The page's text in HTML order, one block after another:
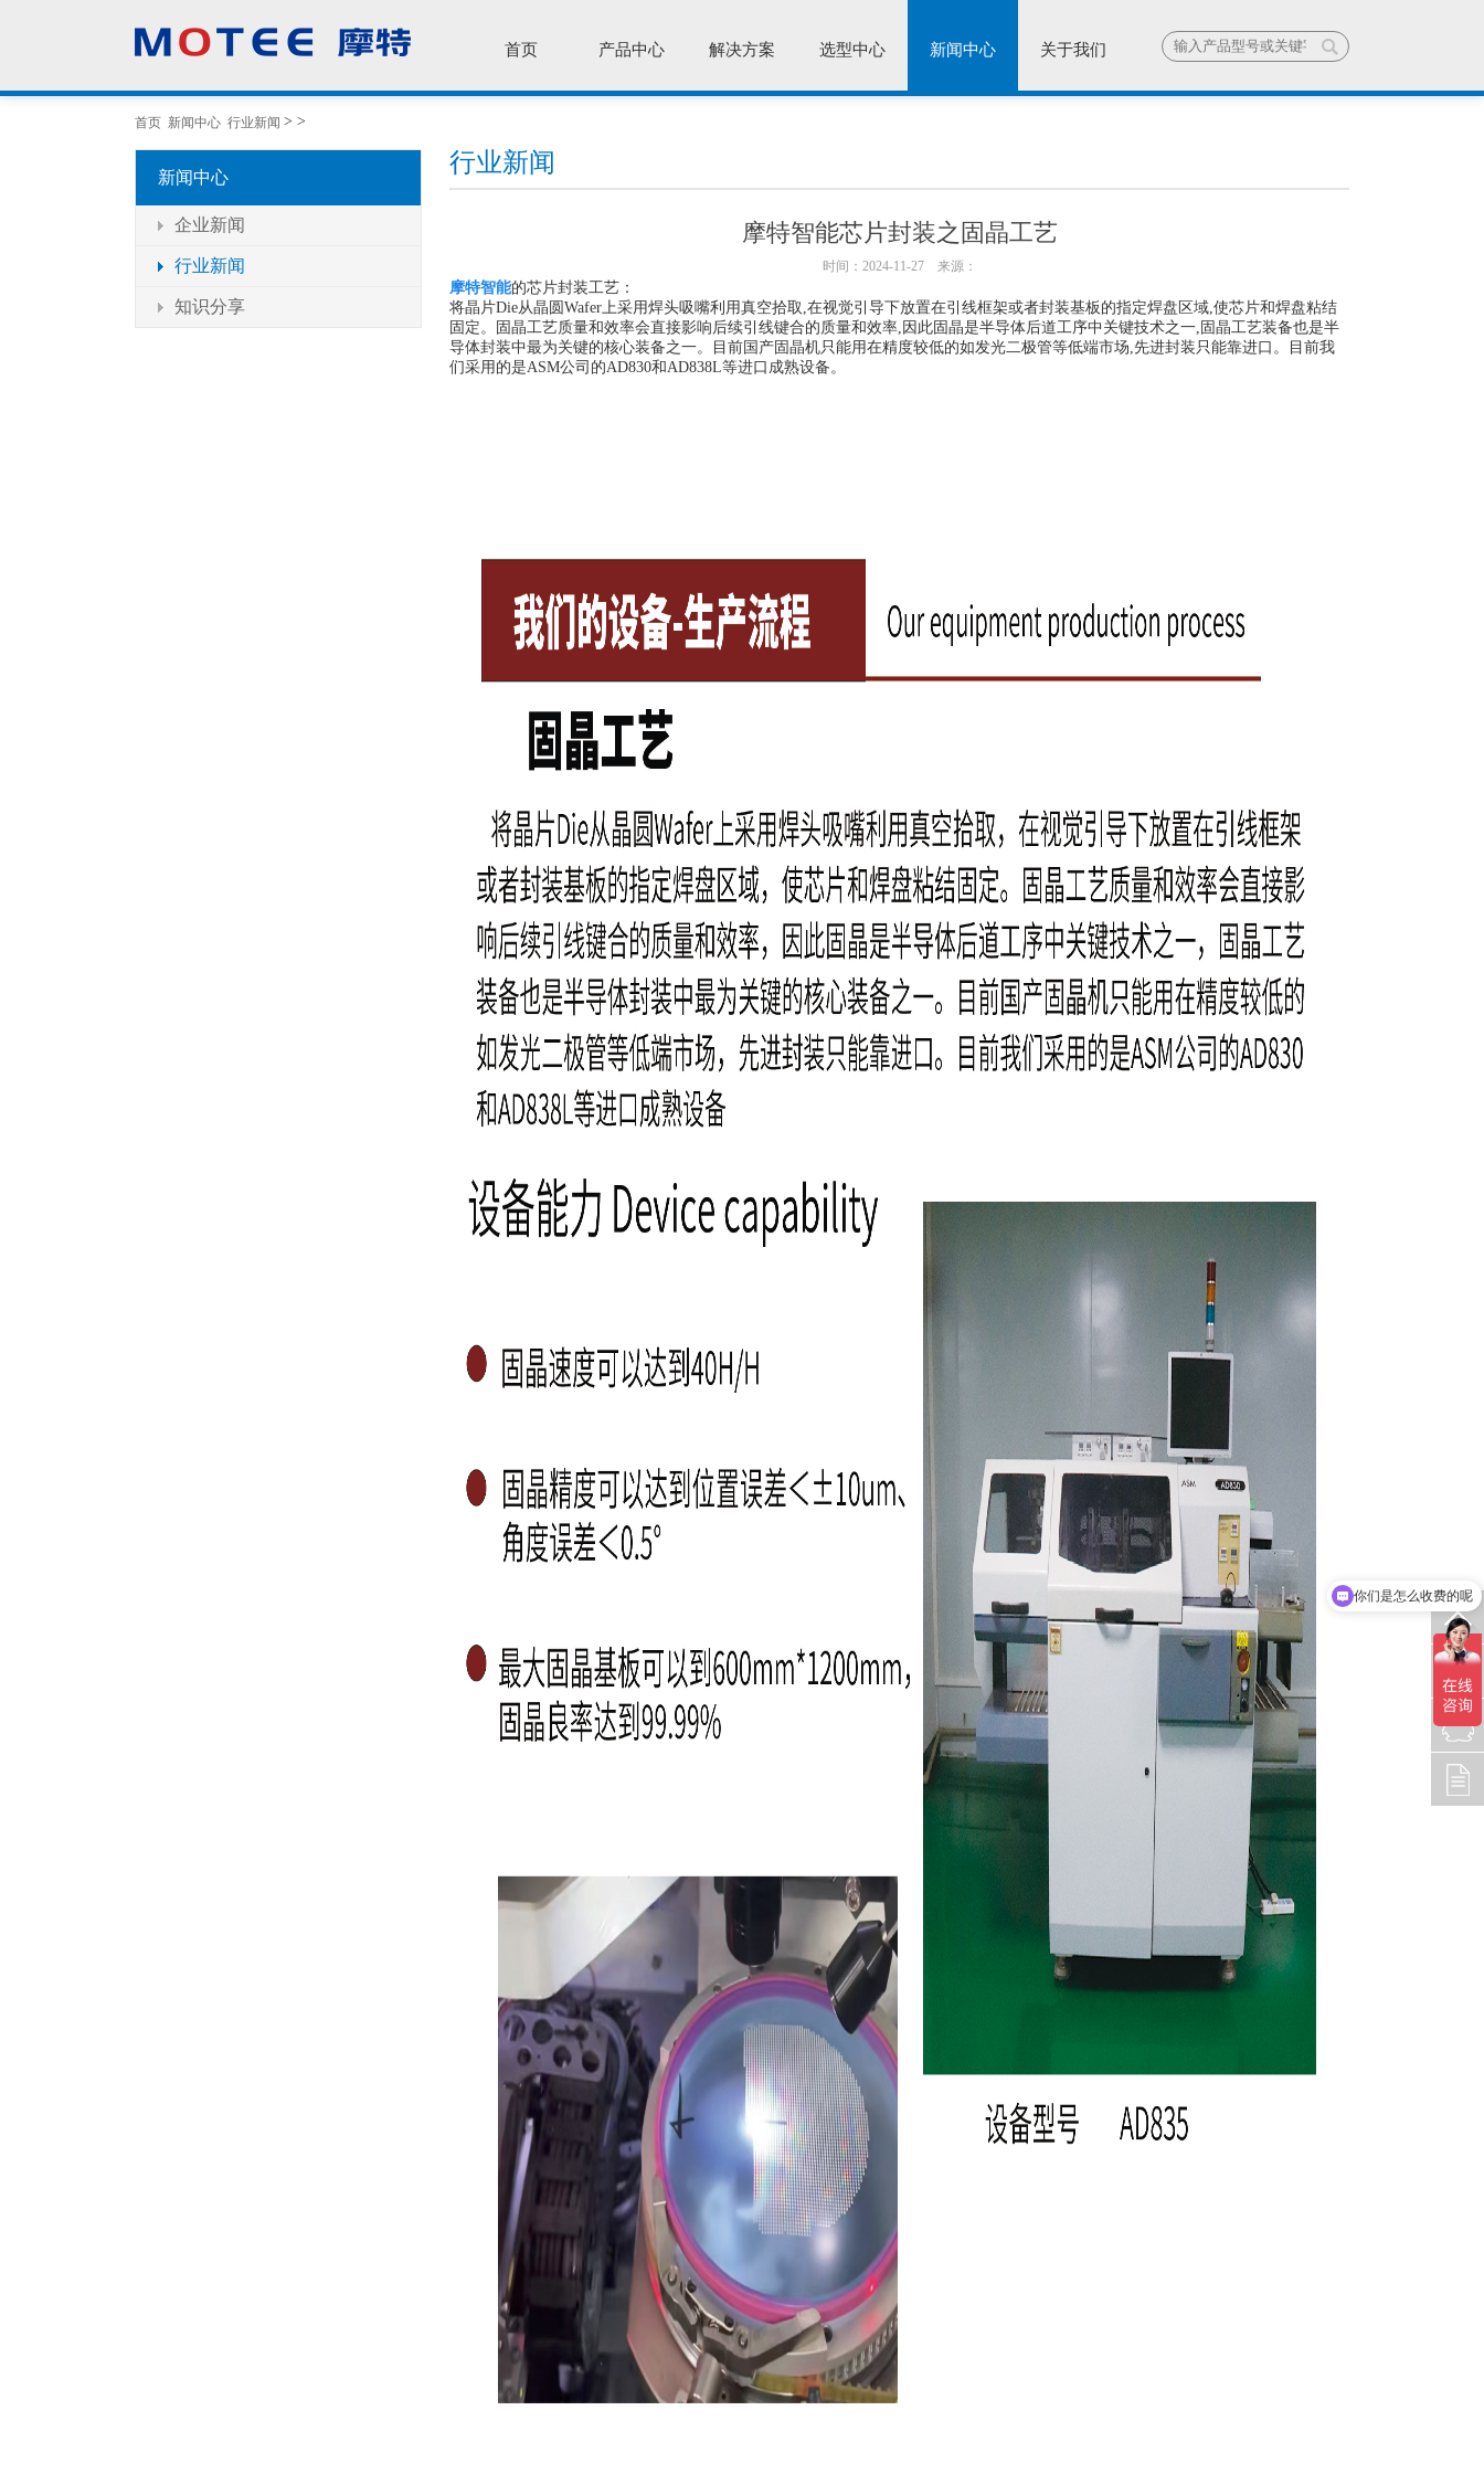
首页 产品中心 解决方案 选型中心 新闻中心 关于我们
首页 >
新闻中心 >
行业新闻
新闻中心
企业新闻
行业新闻
知识分享
行业新闻
摩特智能芯片封装之固晶工艺
时间：2024-11-27 来源：
摩特智能的芯片封装工艺：
将晶片Die从晶圆Wafer上采用焊头吸嘴利用真空拾取,在视觉引导下放置在引线框架或者封装基板的指定焊盘区域,使芯片和焊盘粘结
固定。固晶工艺质量和效率会直接影响后续引线键合的质量和效率,因此固晶是半导体后道工序中关键技术之一,固晶工艺装备也是半
导体封装中最为关键的核心装备之一。目前国产固晶机只能用在精度较低的如发光二极管等低端市场,先进封装只能靠进口。目前我
们采用的是ASM公司的AD830和AD838L等进口成熟设备。
现在有优惠活动吗